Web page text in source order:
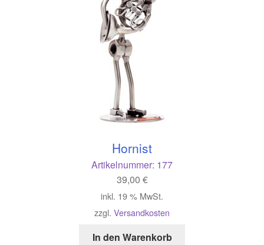
Hornist
Artikelnummer: 177
39,00 €
inkl. 19 % MwSt.
zzgl. Versandkosten
In den Warenkorb